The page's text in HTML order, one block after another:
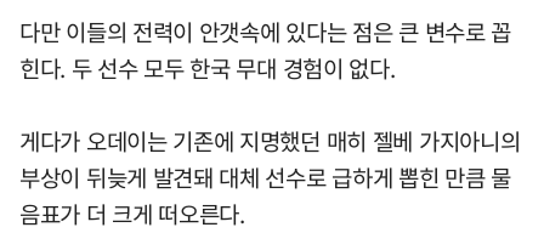
다만 이들의 전력이 안갯속에 있다는 점은 큰 변수로 꼽
힌다. 두 선수 모두 한국 무대 경험이 없다.
게다가 오데이는 기존에 지명했던 매히 젤베 가지아니의
부상이 뒤늦게 발견돼 대체 선수로 급하게 뽑힌 만큼 물
음표가 더 크게 떠오른다.